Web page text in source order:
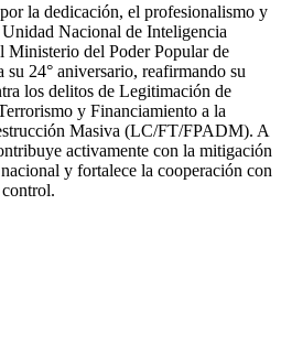
la dedicación, el profesionalismo y
Nacional de Inteligencia
del Poder Popular de
24° aniversario, reafirmando su
los delitos de Legitimación de
y Financiamiento a la
Masiva (LC/FT/FPADM). A
activamente con la mitigación
y fortalece la cooperación con